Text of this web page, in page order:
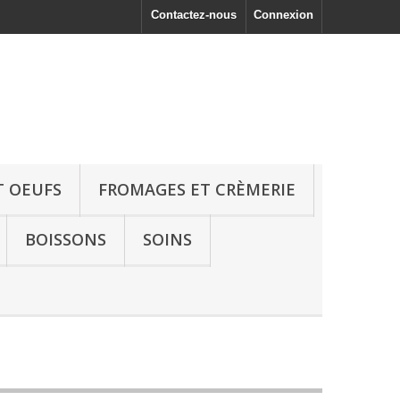
Connexion
Contactez-nous
OEUFS FROMAGES ET CRÈMERIE
BOISSONS SOINS